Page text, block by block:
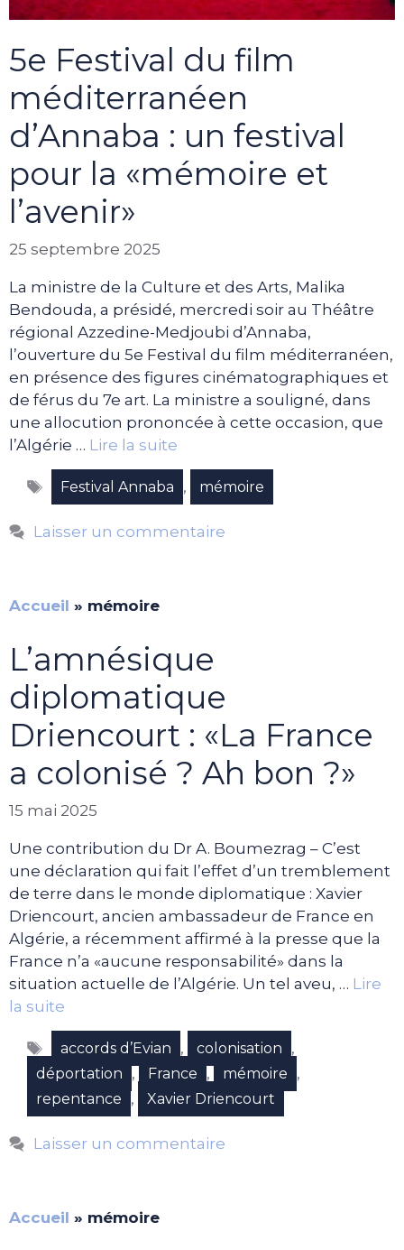
5e Festival du film
méditerranéen
d’Annaba : un festival
pour la «mémoire et
l’avenir»
25 septembre 2025
La ministre de la Culture et des Arts, Malika
Bendouda, a présidé, mercredi soir au Théâtre
régional Azzedine-Medjoubi d’Annaba,
l’ouverture du 5e Festival du film méditerranéen,
en présence des figures cinématographiques et
de férus du 7e art. La ministre a souligné, dans
une allocution prononcée à cette occasion, que
l’Algérie … Lire la suite
Étiquettes
Festival Annaba , mémoire
Laisser un commentaire
Accueil » mémoire
L’amnésique
diplomatique
Driencourt : «La France
a colonisé ? Ah bon ?»
15 mai 2025
Une contribution du Dr A. Boumezrag – C’est
une déclaration qui fait l’effet d’un tremblement
de terre dans le monde diplomatique : Xavier
Driencourt, ancien ambassadeur de France en
Algérie, a récemment affirmé à la presse que la
France n’a «aucune responsabilité» dans la
situation actuelle de l’Algérie. Un tel aveu, … Lire
la suite
Étiquettes
accords d’Evian , colonisation ,
déportation , France , mémoire ,
repentance , Xavier Driencourt
Laisser un commentaire
Accueil » mémoire